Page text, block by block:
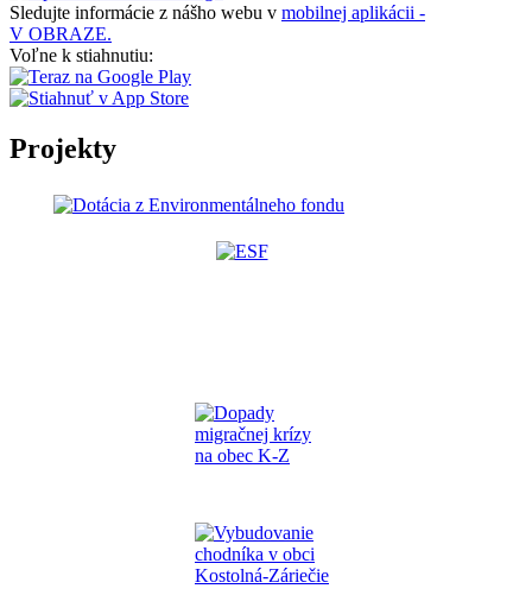
Sledujte informácie z nášho webu v mobilnej aplikácii -
V OBRAZE.
Voľne k stiahnutiu:
Projekty